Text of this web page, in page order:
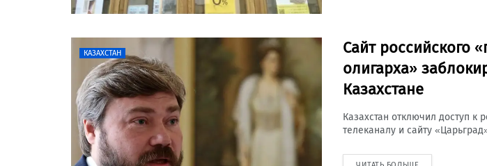
КАЗАХСТАН
Сайт российского
олигарха»
Казахстане
Казахстан отключил доступ к
телеканалу и сайту